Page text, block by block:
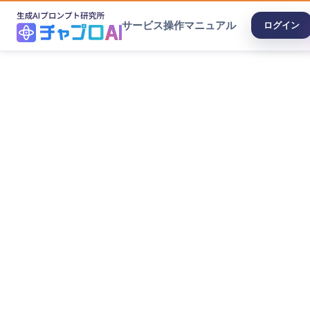
サービス操作マニュアル ログイン